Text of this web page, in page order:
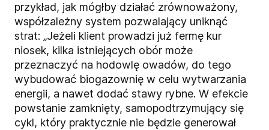
przykład, jak mógłby działać zrównoważony,
współzależny system pozwalający uniknąć
strat: „Jeżeli klient prowadzi już fermę kur
niosek, kilka istniejących obór może
przeznaczyć na hodowlę owadów, do tego
wybudować biogazownię w celu wytwarzania
energii, a nawet dodać stawy rybne. W efekcie
powstanie zamknięty, samopodtrzymujący się
cykl, który praktycznie nie będzie generował